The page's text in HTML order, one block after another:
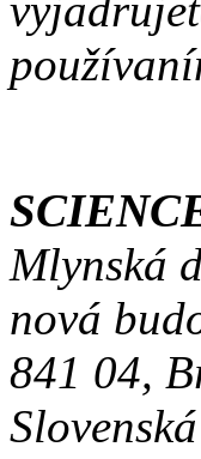
Mlynská
nová
841 04,